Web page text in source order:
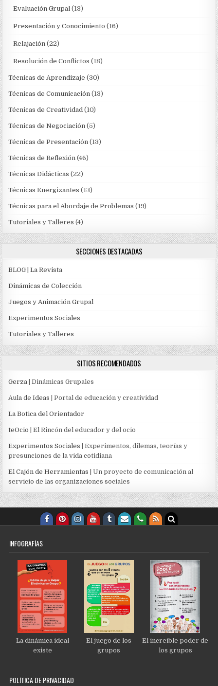
Evaluación Grupal (13)
Presentación y Conocimiento (16)
Relajación (22)
Resolución de Conflictos (18)
Técnicas de Aprendizaje (30)
Técnicas de Comunicación (13)
Técnicas de Creatividad (10)
Técnicas de Negociación (5)
Técnicas de Presentación (13)
Técnicas de Reflexión (46)
Técnicas Didácticas (22)
Técnicas Energizantes (13)
Técnicas para el Abordaje de Problemas (19)
Tutoriales y Talleres (4)
SECCIONES DESTACADAS
BLOG | La Revista
Dinámicas de Colección
Juegos y Animación Grupal
Experimentos Sociales
Tutoriales y Talleres
SITIOS RECOMENDADOS
Gerza | Dinámicas Grupales
Aula de Ideas | Portal de educación y creatividad
La Botica del Orientador
teOcio | El Rincón del educador y del ocio
Experimentos Sociales | Experimentos, dilemas, teorías y
presunciones de la vida cotidiana
El Cajón de Herramientas | Un proyecto de comunicación al
servicio de las organizaciones sociales
INFOGRAFÍAS
La dinámica ideal
existe
El juego de los
grupos
El increíble poder de
los grupos
POLÍTICA DE PRIVACIDAD